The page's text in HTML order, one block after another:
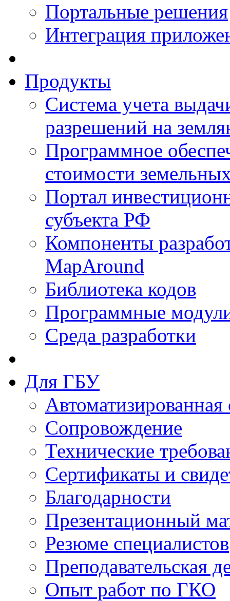
Портальные решения
Интеграция
Продукты
Система учета
разрешений на
Программное
стоимости
Портал
субъекта РФ
Компоненты
MapAround
Библиотека кодов
Программные
Среда разработки
Для ГБУ
Сопровождение
Технические
Сертификаты и
Благодарности
Презентационный
Резюме специалистов
Преподавательская
Опыт работ по ГКО